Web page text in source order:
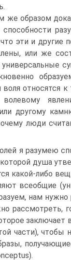
же образом
эти и другие
или же
относятся
другому
люди
я разумею
душа
какой-либо
всеобщие
нам
рассмотреть,
заключает
части),